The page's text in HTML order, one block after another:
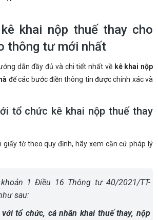
khai nộp thuế thay cho
thông tư mới nhất
dẫn đầy đủ và chi tiết nhất về kê khai nộp
để các bước điền thông tin được chính xác và
tổ chức kê khai nộp thuế thay
giấy tờ theo quy định, hãy xem căn cứ pháp lý
1 Điều 16 Thông tư 40/2021/TT-
sau:
tổ chức, cá nhân khai thuế thay, nộp